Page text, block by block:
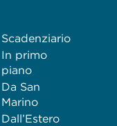
Scadenziario
In primo
piano
Da San
Marino
Dall’Estero